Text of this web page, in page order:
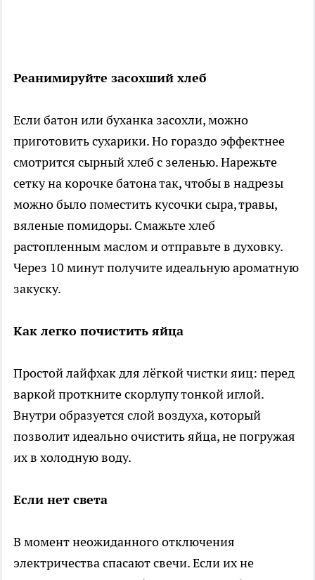
Реанимируйте засохший хлеб
Если батон или буханка засохли, можно
приготовить сухарики. Но гораздо эффектнее
смотрится сырный хлеб с зеленью. Нарежьте
сетку на корочке батона так, чтобы в надрезы
можно было поместить кусочки сыра, травы,
вяленые помидоры. Смажьте хлеб
растопленным маслом и отправьте в духовку.
Через 10 минут получите идеальную ароматную
закуску.
Как легко почистить яйца
Простой лайфхак для лёгкой чистки яиц: перед
варкой проткните скорлупу тонкой иглой.
Внутри образуется слой воздуха, который
позволит идеально очистить яйца, не погружая
их в холодную воду.
Если нет света
В момент неожиданного отключения
электричества спасают свечи. Если их не